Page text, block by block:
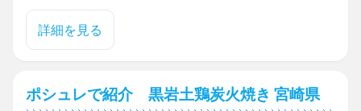
詳細を見る
ポシュレで紹介 黒岩土鶏炭火焼き 宮崎県